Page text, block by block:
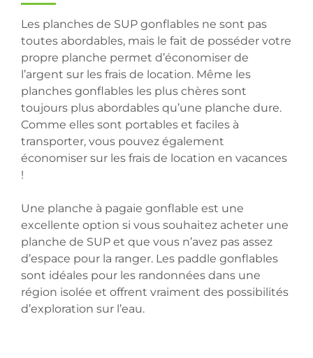
Les planches de SUP gonflables ne sont pas
toutes abordables, mais le fait de posséder votre
propre planche permet d’économiser de
l’argent sur les frais de location. Même les
planches gonflables les plus chères sont
toujours plus abordables qu’une planche dure.
Comme elles sont portables et faciles à
transporter, vous pouvez également
économiser sur les frais de location en vacances
!
Une planche à pagaie gonflable est une
excellente option si vous souhaitez acheter une
planche de SUP et que vous n’avez pas assez
d’espace pour la ranger. Les paddle gonflables
sont idéales pour les randonnées dans une
région isolée et offrent vraiment des possibilités
d’exploration sur l’eau.